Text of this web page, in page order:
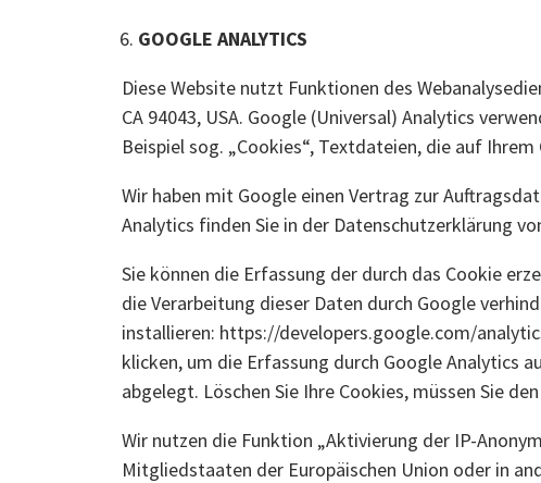
GOOGLE ANALYTICS
Diese Website nutzt Funktionen des
CA 94043, USA. Google (Universal) Analytics
Beispiel sog. „Cookies“, Textdateien, die auf
Wir haben mit Google einen Vertrag zur
Analytics finden Sie in der Datenschutzerklärung
Sie können die Erfassung der durch das Cookie
die Verarbeitung dieser Daten durch Google
installieren: https://developers.google.com/
klicken, um die Erfassung durch Google Analytics
abgelegt. Löschen Sie Ihre Cookies, müssen Sie
Wir nutzen die Funktion „Aktivierung der IP-
Mitgliedstaaten der Europäischen Union oder in